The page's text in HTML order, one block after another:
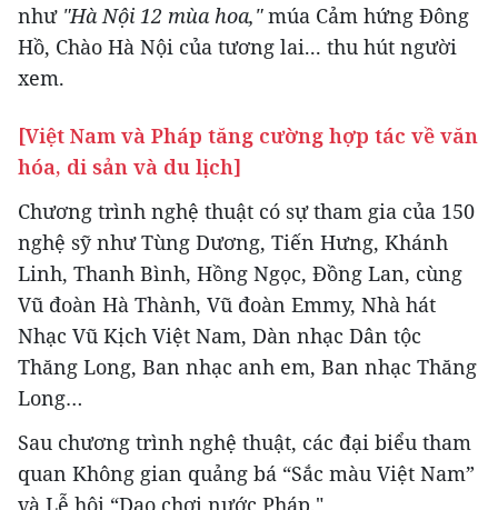
như "Hà Nội 12 mùa hoa,"múa Cảm hứng Đông
Hồ, Chào Hà Nội của tương lai... thu hút người
xem.
[Việt Nam và Pháp tăng cường hợp tác về văn
hóa, di sản và du lịch]
Chương trình nghệ thuật có sự tham gia của 150
nghệ sỹ như Tùng Dương, Tiến Hưng, Khánh
Linh, Thanh Bình, Hồng Ngọc, Đồng Lan, cùng
Vũ đoàn Hà Thành, Vũ đoàn Emmy, Nhà hát
Nhạc Vũ Kịch Việt Nam, Dàn nhạc Dân tộc
Thăng Long, Ban nhạc anh em, Ban nhạc Thăng
Long…
Sau chương trình nghệ thuật, các đại biểu tham
quan Không gian quảng bá “Sắc màu Việt Nam”